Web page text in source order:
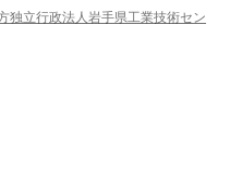
独立行政法人岩手県工業技術セン